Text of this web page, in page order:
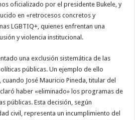
oficializado por el presidente Bukele, y
en «retrocesos concretos y
LGBTIQ+, quienes enfrentan una
y violencia institucional.
una exclusión sistemática de las
públicas. Un ejemplo de ello
José Mauricio Pineda, titular del
haber «eliminado» los programas de
públicas. Esta decisión, según
civil, representa un incumplimiento del